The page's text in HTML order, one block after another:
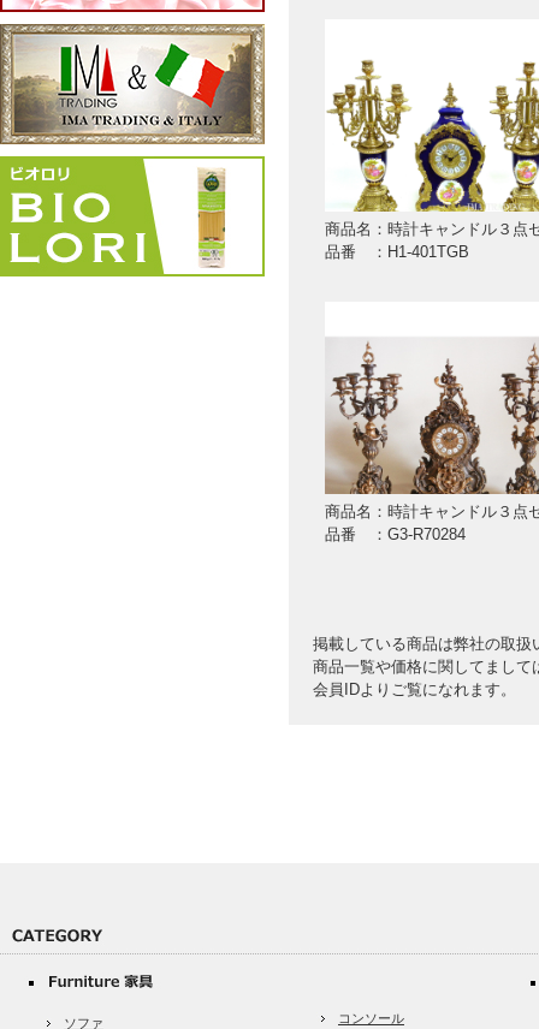
商品名：時計キャンドル３点
品番 ：H1-401TGB
商品名：時計キャンドル３点
品番 ：G3-R70284
掲載している商品は弊社の取扱
商品一覧や価格に関してまして
会員IDよりご覧になれます。
ソファ コンソール